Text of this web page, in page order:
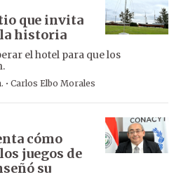
que invita
historia
el hotel para que los
· Carlos Elbo Morales
cómo
juegos de
su